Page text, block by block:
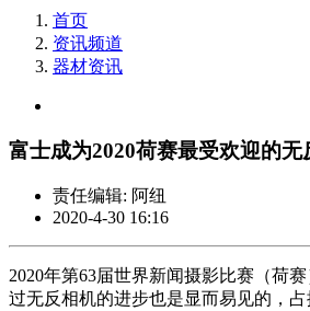
首页
资讯频道
器材资讯
富士成为2020荷赛最受欢迎的无
责任编辑: 阿纽
2020-4-30 16:16
2020年第63届世界新闻摄影比赛（荷
过无反相机的进步也是显而易见的，